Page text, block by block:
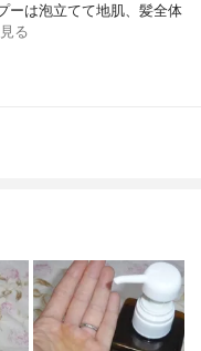
ーは泡立てて地肌、髪全体
る